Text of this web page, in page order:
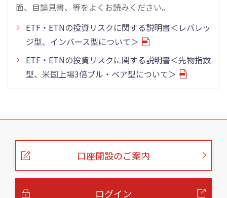
面、目論見書、等をよくお読みください。
ETF・ETNの投資リスクに関する説明書＜レバレッ
ジ型、インバース型について＞
ETF・ETNの投資リスクに関する説明書＜先物指数
型、米国上場3倍ブル・ベア型について＞
こ
口座開設のご案内
ログイン